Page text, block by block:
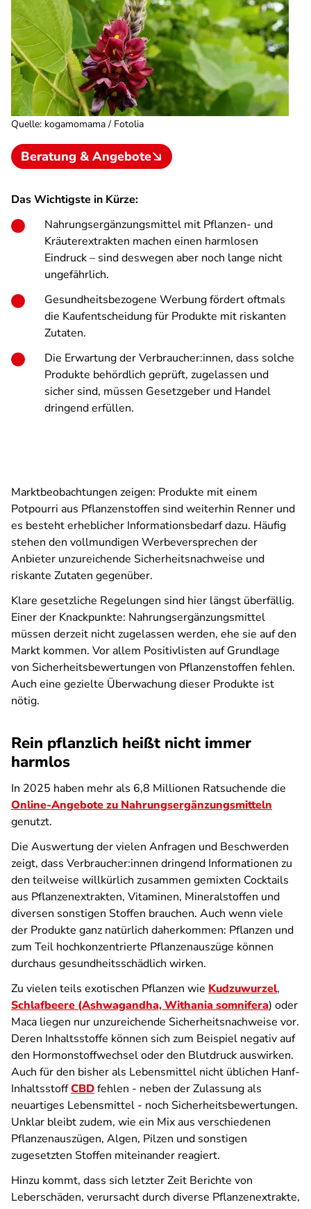
Quelle: kogamomama / Fotolia
Beratung & Angebote
Das Wichtigste in Kürze:
Nahrungsergänzungsmittel mit Pflanzen- und
Kräuterextrakten machen einen harmlosen
Eindruck – sind deswegen aber noch lange nicht
ungefährlich.
Gesundheitsbezogene Werbung fördert oftmals
die Kaufentscheidung für Produkte mit riskanten
Zutaten.
Die Erwartung der Verbraucher:innen, dass solche
Produkte behördlich geprüft, zugelassen und
sicher sind, müssen Gesetzgeber und Handel
dringend erfüllen.
Marktbeobachtungen zeigen: Produkte mit einem
Potpourri aus Pflanzenstoffen sind weiterhin Renner und
es besteht erheblicher Informationsbedarf dazu. Häufig
stehen den vollmundigen Werbeversprechen der
Anbieter unzureichende Sicherheitsnachweise und
riskante Zutaten gegenüber.
Klare gesetzliche Regelungen sind hier längst überfällig.
Einer der Knackpunkte: Nahrungsergänzungsmittel
müssen derzeit nicht zugelassen werden, ehe sie auf den
Markt kommen. Vor allem Positivlisten auf Grundlage
von Sicherheitsbewertungen von Pflanzenstoffen fehlen.
Auch eine gezielte Überwachung dieser Produkte ist
nötig.
Rein pflanzlich heißt nicht immer
harmlos
In 2025 haben mehr als 6,8 Millionen Ratsuchende die
Online-Angebote zu Nahrungsergänzungsmitteln
genutzt.
Die Auswertung der vielen Anfragen und Beschwerden
zeigt, dass Verbraucher:innen dringend Informationen zu
den teilweise willkürlich zusammen gemixten Cocktails
aus Pflanzenextrakten, Vitaminen, Mineralstoffen und
diversen sonstigen Stoffen brauchen. Auch wenn viele
der Produkte ganz natürlich daherkommen: Pflanzen und
zum Teil hochkonzentrierte Pflanzenauszüge können
durchaus gesundheitsschädlich wirken.
Zu vielen teils exotischen Pflanzen wie Kudzuwurzel,
Schlafbeere (Ashwagandha, Withania somnifera) oder
Maca liegen nur unzureichende Sicherheitsnachweise vor.
Deren Inhaltsstoffe können sich zum Beispiel negativ auf
den Hormonstoffwechsel oder den Blutdruck auswirken.
Auch für den bisher als Lebensmittel nicht üblichen Hanf-
InhaltsstoffCBDfehlen - neben der Zulassung als
neuartiges Lebensmittel - noch Sicherheitsbewertungen.
Unklar bleibt zudem, wie ein Mix aus verschiedenen
Pflanzenauszügen, Algen, Pilzen und sonstigen
zugesetzten Stoffen miteinander reagiert.
Hinzu kommt, dass sich letzter Zeit Berichte von
Leberschäden, verursacht durch diverse Pflanzenextrakte,